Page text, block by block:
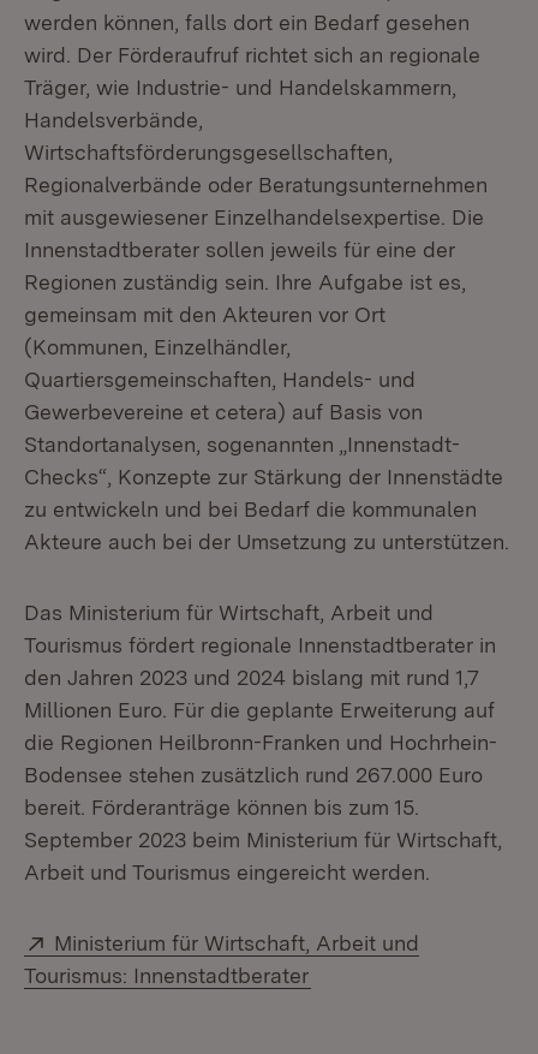
werden können, falls dort ein Bedarf gesehen
wird. Der Förderaufruf richtet sich an regionale
Träger, wie Industrie- und Handelskammern,
Handelsverbände,
Wirtschaftsförderungsgesellschaften,
Regionalverbände oder Beratungsunternehmen
mit ausgewiesener Einzelhandelsexpertise. Die
Innenstadtberater sollen jeweils für eine der
Regionen zuständig sein. Ihre Aufgabe ist es,
gemeinsam mit den Akteuren vor Ort
(Kommunen, Einzelhändler,
Quartiersgemeinschaften, Handels- und
Gewerbevereine et cetera) auf Basis von
Standortanalysen, sogenannten „Innenstadt-
Checks“, Konzepte zur Stärkung der Innenstädte
zu entwickeln und bei Bedarf die kommunalen
Akteure auch bei der Umsetzung zu unterstützen.
Das Ministerium für Wirtschaft, Arbeit und
Tourismus fördert regionale Innenstadtberater in
den Jahren 2023 und 2024 bislang mit rund 1,7
Millionen Euro. Für die geplante Erweiterung auf
die Regionen Heilbronn-Franken und Hochrhein-
Bodensee stehen zusätzlich rund 267.000 Euro
bereit. Förderanträge können bis zum 15.
September 2023 beim Ministerium für Wirtschaft,
Arbeit und Tourismus eingereicht werden.
Extern:
Ministerium für Wirtschaft, Arbeit und
Tourismus: Innenstadtberater